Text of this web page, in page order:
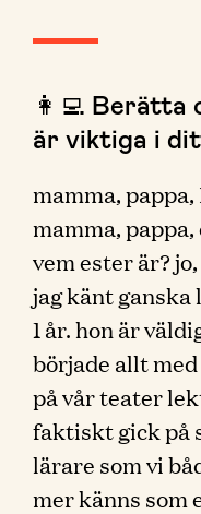
👩‍💻 Berätta
är viktiga i
mamma,
mamma,
vem ester är?
jag känt ganska
1 år. hon är
började allt
på vår teater
faktiskt gick på
lärare som vi
mer känns som